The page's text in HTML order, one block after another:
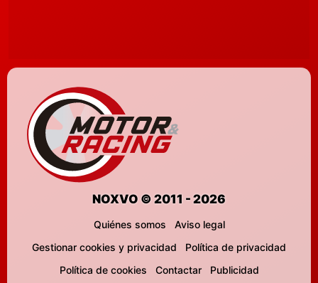
NOXVO © 2011 - 2026
Quiénes somos
Aviso legal
Gestionar cookies y privacidad
Política de privacidad
Política de cookies
Contactar
Publicidad